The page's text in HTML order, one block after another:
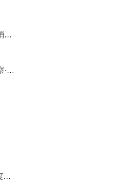
供需两端发力，推进实物消费提质升级（消费视窗·稳住消费基本盘②）
十年间，软件业加快创新强韧性（产经观察·这十年，实体经济更壮实⑤）
“北约几乎染指了所有的战争和冲突”（深度观察）